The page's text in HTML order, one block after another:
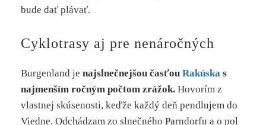
bude dať plávať.
Cyklotrasy aj pre nenáročných
Burgenland jenajslnečnejšou časťouRakúska s
najmenším ročným počtom zrážok. Hovorím z
vlastnej skúsenosti, keďže každý deň pendlujem do
Viedne. Odchádzam zo slnečného Parndorfu a o pol